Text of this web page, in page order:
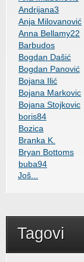
Andrijana3
Anja Milovanović
Anna Bellamy22
Barbudos
Bogdan Dašić
Bogdan Panović
Bojana Ilić
Bojana Markovic
Bojana Stojkovic
boris84
Bozica
Branka K.
Bryan Bottoms
buba94
Još...
Tagovi